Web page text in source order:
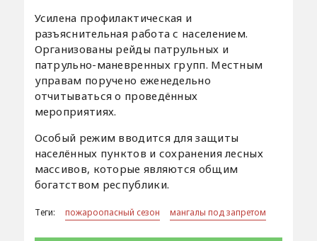
Усилена профилактическая и
разъяснительная работа с населением.
Организованы рейды патрульных и
патрульно-маневренных групп. Местным
управам поручено еженедельно
отчитываться о проведённых
мероприятиях.
Особый режим вводится для защиты
населённых пунктов и сохранения лесных
массивов, которые являются общим
богатством республики.
Теги: пожароопасный сезон мангалы под запретом